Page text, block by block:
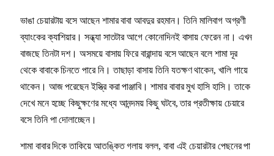
ভাঙা চেয়ারটায় বসে আছেন শামার বাবা আবদুর রহমান। তিনি মালিবাগ অগ্রণী
ব্যাংকের ক্যাশিয়ার। সন্ধ্যা সাতটার আগে কোনোদিনই বাসায় ফেরেন না। এখন
বাজছে তিনটা দশ। অসময়ে বাসায় ফিরে বারান্দায় বসে আছেন বলে শামা দূর
থেকে বাবাকে চিনতে পারে নি। তাছাড়া বাসায় তিনি যতক্ষণ থাকেন, খালি গায়ে
থাকেন। আজ পরেছেন ইস্ত্রি করা পাঞ্জাবি। শামার বাবার মুখ হাসি হাসি। তাকে
দেখে মনে হচ্ছে কিছুক্ষণের মধ্যে আনন্দময় কিছু ঘটবে, তার প্রতীক্ষায় চেয়ারে
বসে তিনি পা দোলাচ্ছেন।
শামা বাবার দিকে তাকিয়ে আতঙ্কিত গলায় বলল, বাবা এই চেয়ারটার পেছনের পা